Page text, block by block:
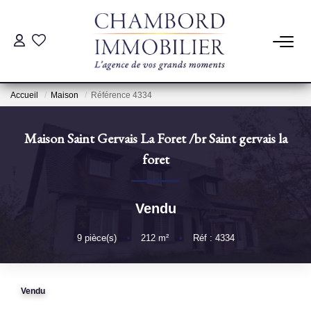
ACHAT
ESTIMATION
Estimation Par Un Professionnel
Accueil Maison Référence 4334
Maison Saint Gervais La Foret/brSaint gervais la
foret
Vendu
9pièce(s) • 212m² • Réf : 4334
Vendu